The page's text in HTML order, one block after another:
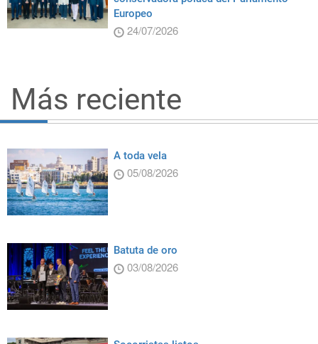
Europeo
24/07/2026
Más reciente
A toda vela
05/08/2026
Batuta de oro
03/08/2026